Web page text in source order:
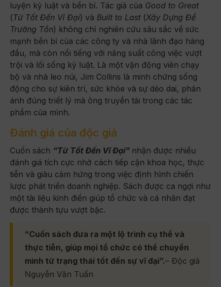
luyện kỷ luật và bền bỉ. Tác giả của Good to Great
(Từ Tốt Đến Vĩ Đại) và Built to Last (Xây Dựng Để
Trường Tồn) không chỉ nghiên cứu sâu sắc về sức
mạnh bền bỉ của các công ty và nhà lãnh đạo hàng
đầu, mà còn nổi tiếng với năng suất công việc vượt
trội và lối sống kỷ luật. Là một vận động viên chạy
bộ và nhà leo núi, Jim Collins là minh chứng sống
động cho sự kiên trì, sức khỏe và sự dẻo dai, phản
ánh đúng triết lý mà ông truyền tải trong các tác
phẩm của mình.
Đánh giá của độc giả
Cuốn sách “Từ Tốt Đến Vĩ Đại” nhận được nhiều
đánh giá tích cực nhờ cách tiếp cận khoa học, thực
tiễn và giàu cảm hứng trong việc định hình chiến
lược phát triển doanh nghiệp. Sách được ca ngợi như
một tài liệu kinh điển giúp tổ chức và cá nhân đạt
được thành tựu vượt bậc.
“Cuốn sách đưa ra một lộ trình cụ thể và
thực tiễn, giúp mọi tổ chức có thể chuyển
mình từ trạng thái tốt đến sự vĩ đại”.– Độc giả
Nguyễn Văn Tuấn